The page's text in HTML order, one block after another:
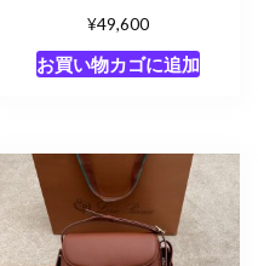
¥49,600
お買い物カゴに追加